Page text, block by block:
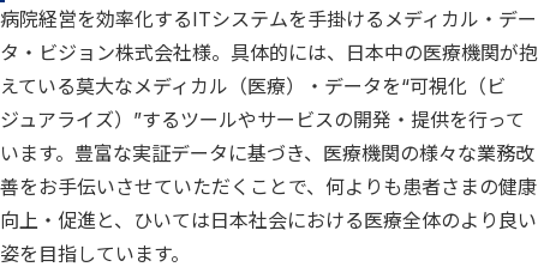
病院経営を効率化するITシステムを手掛けるメディカル・デー
タ・ビジョン株式会社様。具体的には、日本中の医療機関が抱
えている莫大なメディカル（医療）・データを“可視化（ビ
ジュアライズ）”するツールやサービスの開発・提供を行って
います。豊富な実証データに基づき、医療機関の様々な業務改
善をお手伝いさせていただくことで、何よりも患者さまの健康
向上・促進と、ひいては日本社会における医療全体のより良い
姿を目指しています。